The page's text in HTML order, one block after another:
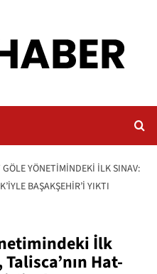
YÖNETIMINDEKI İLK SINAV:
BAŞAKŞEHIR’I YIKTI
İlk
Hat-